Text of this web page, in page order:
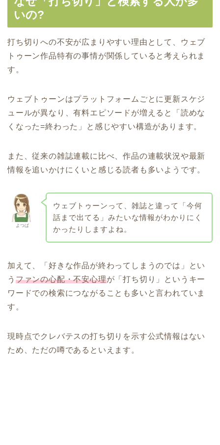
いの?
打ち切りへの不安が広まりやすい理由として、ウェブ
トゥーン作品特有の事情が関係していると考えられま
す。
ウェブトゥーンはプラットフォームごとに更新スケジ
ュールが異なり、有料エピソードが増えると「読めな
くなった=終わった」と感じやすい構造があります。
また、従来の雑誌連載に比べ、作品の連載状況や最新
情報を追いかけにくいと感じる読者も多いようです。
よつば
ウェブトゥーンって、雑誌と違って「今何
話まで出てる」みたいな情報がわかりにく
かったりしますよね。
加えて、「好きな作品が終わってしまうのでは」とい
う ファンの心配・不安心理が「打ち切り」というキー
ワードでの検索につながることも多いと言われていま
す。
現時点でクレバテスの打ち切りを示す公式情報はない
ため、ただの噂であるといえます。